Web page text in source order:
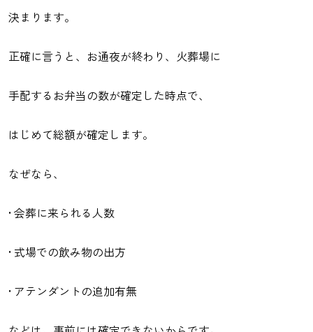
決まります。
正確に言うと、お通夜が終わり、火葬場に
手配するお弁当の数が確定した時点で、
はじめて総額が確定します。
なぜなら、
• 会葬に来られる人数
• 式場での飲み物の出方
• アテンダントの追加有無